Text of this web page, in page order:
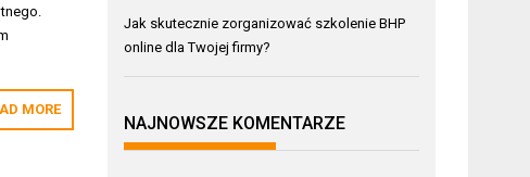
MORE
Jak skutecznie zorganizować szkolenie BHP
online dla Twojej firmy?
NAJNOWSZE KOMENTARZE